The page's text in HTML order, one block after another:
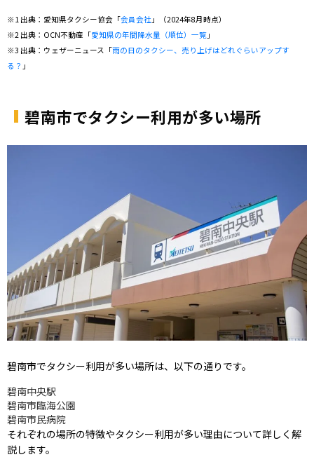
※1 出典：愛知県タクシー協会「会員会社 」（2024年8月時点）
※2 出典：OCN不動産「愛知県の年間降水量（順位）一覧 」
※3 出典：ウェザーニュース「雨の日のタクシー、売り上げはどれぐらいアップす
る？ 」
碧南市でタクシー利用が多い場所
碧南市でタクシー利用が多い場所は、以下の通りです。
碧南中央駅
碧南市臨海公園
碧南市民病院
それぞれの場所の特徴やタクシー利用が多い理由について詳しく解
説します。